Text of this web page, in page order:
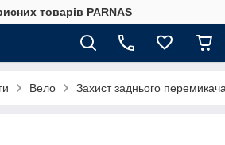
товарів PARNAS
Вело Захист заднього